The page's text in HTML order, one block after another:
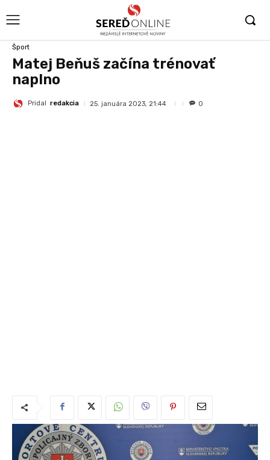
Šport
Matej Beňuš začína trénovať
naplno
Pridal redakcia 25. januára 2023, 21:44 0